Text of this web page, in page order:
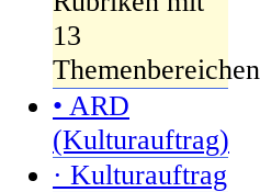
13
Themenbereichen
• ARD
(Kulturauftrag)
· Kulturauftrag